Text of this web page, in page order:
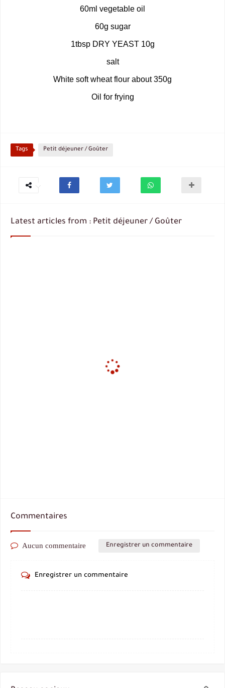
60ml vegetable oil
60g sugar
1tbsp DRY YEAST 10g
salt
White soft wheat flour about 350g
Oil for frying
Tags Petit déjeuner / Goûter
Latest articles from : Petit déjeuner / Goûter
Commentaires
Aucun commentaire Enregistrer un commentaire
Enregistrer un commentaire